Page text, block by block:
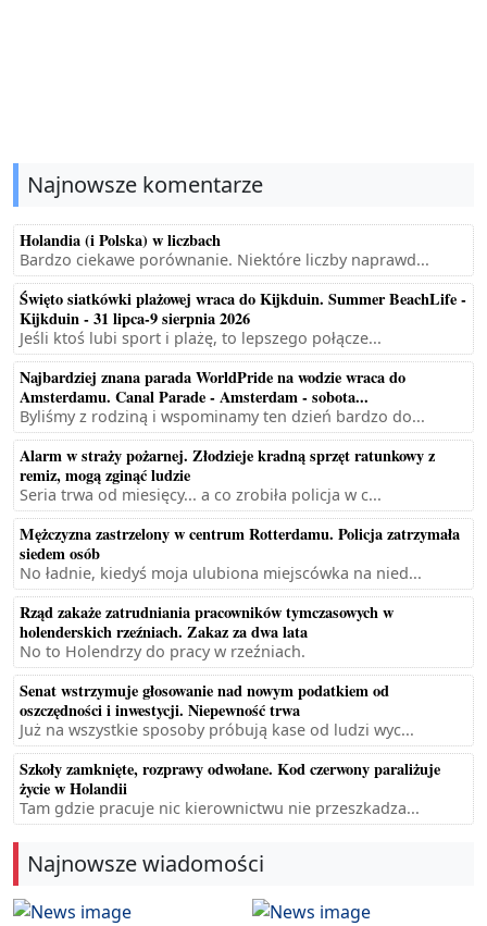
Najnowsze komentarze
Holandia (i Polska) w liczbach
Bardzo ciekawe porównanie. Niektóre liczby naprawd...
Święto siatkówki plażowej wraca do Kijkduin. Summer BeachLife -
Kijkduin - 31 lipca-9 sierpnia 2026
Jeśli ktoś lubi sport i plażę, to lepszego połącze...
Najbardziej znana parada WorldPride na wodzie wraca do
Amsterdamu. Canal Parade - Amsterdam - sobota...
Byliśmy z rodziną i wspominamy ten dzień bardzo do...
Alarm w straży pożarnej. Złodzieje kradną sprzęt ratunkowy z
remiz, mogą zginąć ludzie
Seria trwa od miesięcy... a co zrobiła policja w c...
Mężczyzna zastrzelony w centrum Rotterdamu. Policja zatrzymała
siedem osób
No ładnie, kiedyś moja ulubiona miejscówka na nied...
Rząd zakaże zatrudniania pracowników tymczasowych w
holenderskich rzeźniach. Zakaz za dwa lata
No to Holendrzy do pracy w rzeźniach.
Senat wstrzymuje głosowanie nad nowym podatkiem od
oszczędności i inwestycji. Niepewność trwa
Już na wszystkie sposoby próbują kase od ludzi wyc...
Szkoły zamknięte, rozprawy odwołane. Kod czerwony paraliżuje
życie w Holandii
Tam gdzie pracuje nic kierownictwu nie przeszkadza...
Najnowsze wiadomości